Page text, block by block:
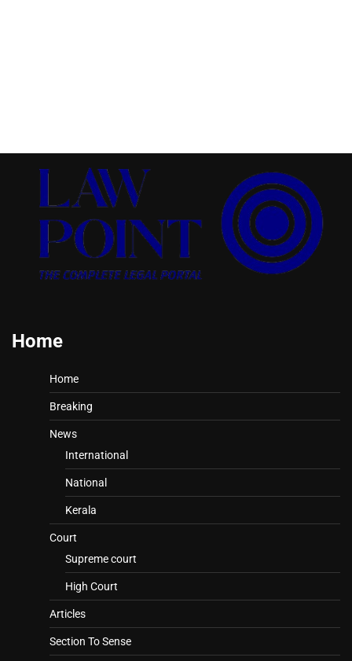
Home
Home
Breaking
News
International
National
Kerala
Court
Supreme court
High Court
Articles
Section To Sense